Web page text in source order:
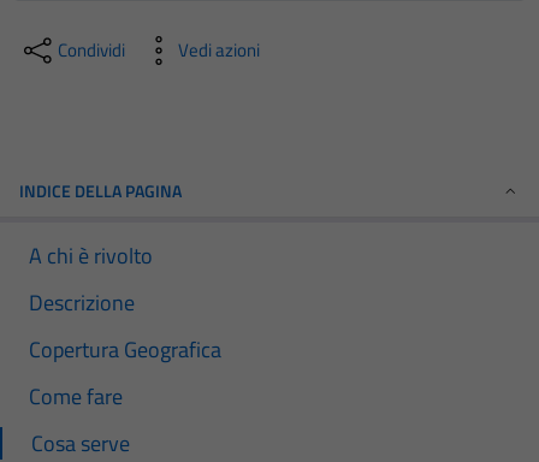
Condividi Vedi azioni
INDICE DELLA PAGINA
A chi è rivolto
Descrizione
Copertura Geografica
Come fare
Cosa serve